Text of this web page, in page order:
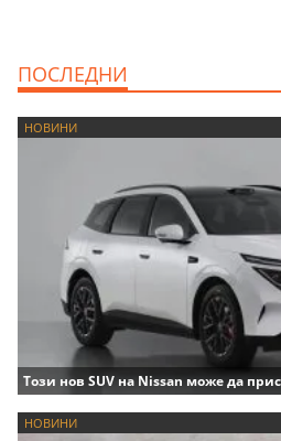
ПОСЛЕДНИ
НОВИНИ
Този нов SUV на Nissan може да
НОВИНИ